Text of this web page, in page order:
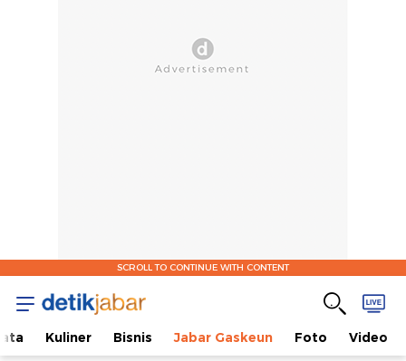
SCROLL TO CONTINUE WITH CONTENT
Kuliner Bisnis Jabar Gaskeun Foto Video